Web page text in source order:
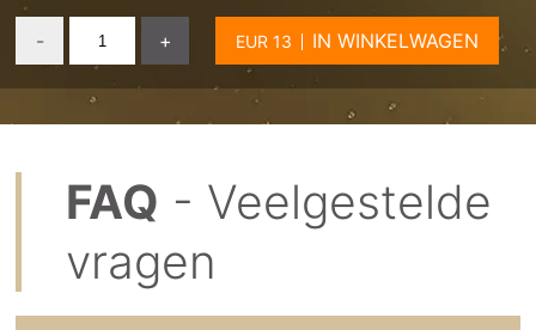
- + IN WINKELWAGEN
FAQ - Veelgestelde
vragen